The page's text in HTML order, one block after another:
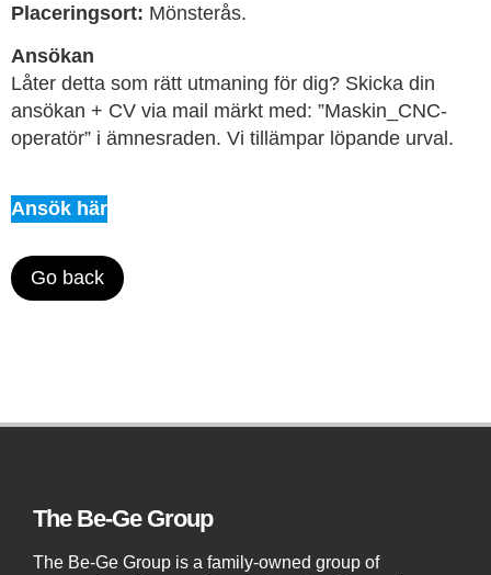
Placeringsort: Mönsterås.
Ansökan
Låter detta som rätt utmaning för dig? Skicka din
ansökan + CV via mail märkt med: ”Maskin_CNC-
operatör” i ämnesraden. Vi tillämpar löpande urval.
Ansök här
Go back
The Be-Ge Group
The Be-Ge Group is a family-owned group of